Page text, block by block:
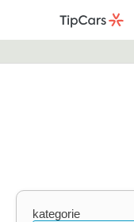
kategorie